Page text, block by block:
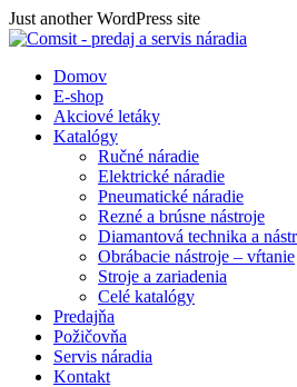
Skip
to
Just another WordPress site
Domov
E-shop
Akciové letáky
Katalógy
Ručné náradie
Elektrické náradie
Pneumatické náradie
Rezné a brúsne nástroje
Diamantová technika a
Obrábacie nástroje – vŕtanie
Stroje a zariadenia
Celé katalógy
Predajňa
Požičovňa
Servis náradia
Kontakt